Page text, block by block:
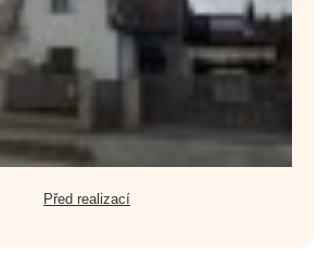
Před realizací